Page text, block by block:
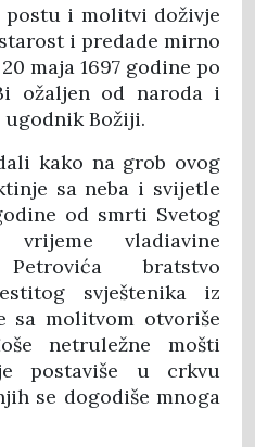
postu i molitvi doživje
i predade mirno
maja 1697 godine po
ožaljen od naroda i
ugodnik Božiji.
kako na grob ovog
sa neba i svijetle
od smrti Svetog
vladiavine
Petrovića bratstvo
svještenika iz
sa molitvom otvoriše
netruležne mošti
postaviše u crkvu
se dogodiše mnoga